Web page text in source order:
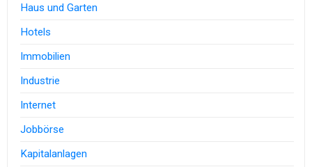
Haus und Garten
Hotels
Immobilien
Industrie
Internet
Jobbörse
Kapitalanlagen